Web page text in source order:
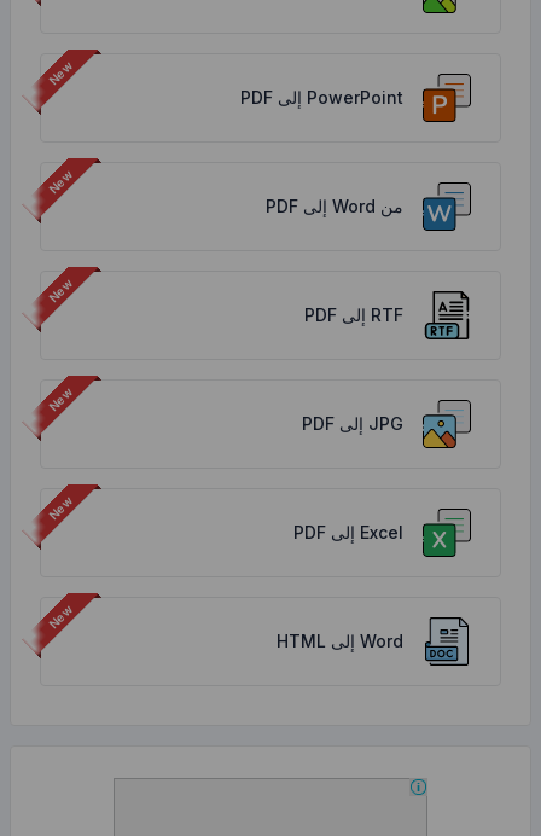
PowerPoint إلى PDF
من Word إلى PDF
RTF إلى PDF
JPG إلى PDF
Excel إلى PDF
Word إلى HTML